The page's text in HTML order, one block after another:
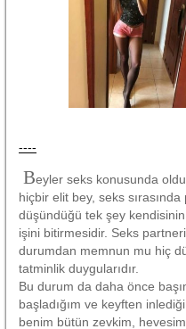
----
Beyler seks konusunda
hiçbir elit bey, seks
düşündüğü tek şey
işini bitirmesidir. Seks
durumdan memnun mu hiç
tatminlik duygularıdır.
Bu durum da daha önce
başladığım ve keyften
benim bütün zevkim,